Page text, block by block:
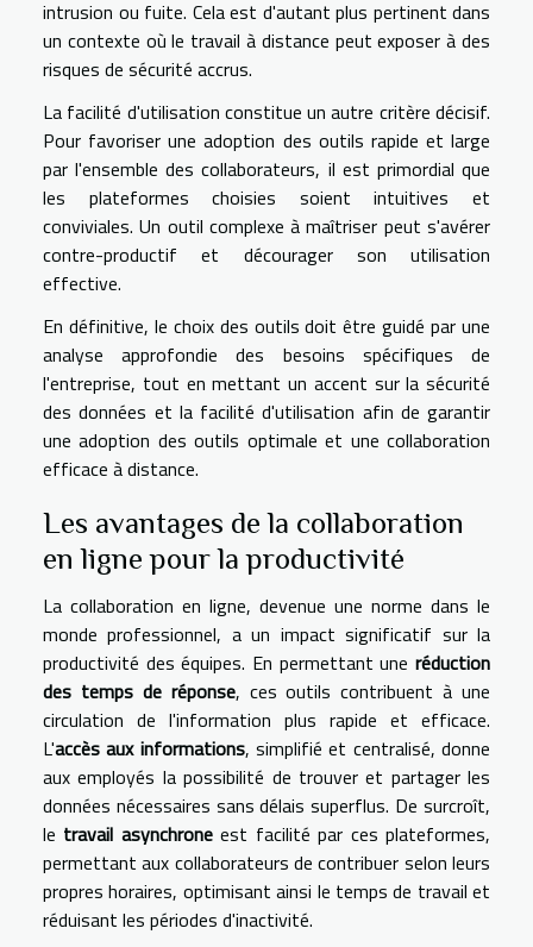
intrusion ou fuite. Cela est d'autant plus pertinent dans
un contexte où le travail à distance peut exposer à des
risques de sécurité accrus.
La facilité d'utilisation constitue un autre critère décisif.
Pour favoriser une adoption des outils rapide et large
par l'ensemble des collaborateurs, il est primordial que
les plateformes choisies soient intuitives et
conviviales. Un outil complexe à maîtriser peut s'avérer
contre-productif et décourager son utilisation
effective.
En définitive, le choix des outils doit être guidé par une
analyse approfondie des besoins spécifiques de
l'entreprise, tout en mettant un accent sur la sécurité
des données et la facilité d'utilisation afin de garantir
une adoption des outils optimale et une collaboration
efficace à distance.
Les avantages de la collaboration
en ligne pour la productivité
La collaboration en ligne, devenue une norme dans le
monde professionnel, a un impact significatif sur la
productivité des équipes. En permettant une réduction
des temps de réponse, ces outils contribuent à une
circulation de l'information plus rapide et efficace.
L'accès aux informations, simplifié et centralisé, donne
aux employés la possibilité de trouver et partager les
données nécessaires sans délais superflus. De surcroît,
le travail asynchroneest facilité par ces plateformes,
permettant aux collaborateurs de contribuer selon leurs
propres horaires, optimisant ainsi le temps de travail et
réduisant les périodes d'inactivité.